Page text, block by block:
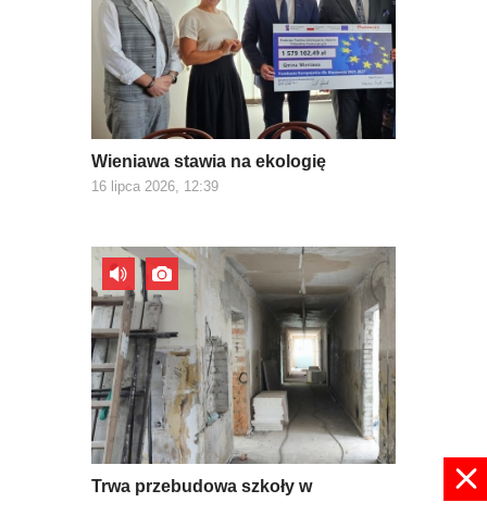
Wieniawa stawia na ekologię
16 lipca 2026, 12:39
Trwa przebudowa szkoły w